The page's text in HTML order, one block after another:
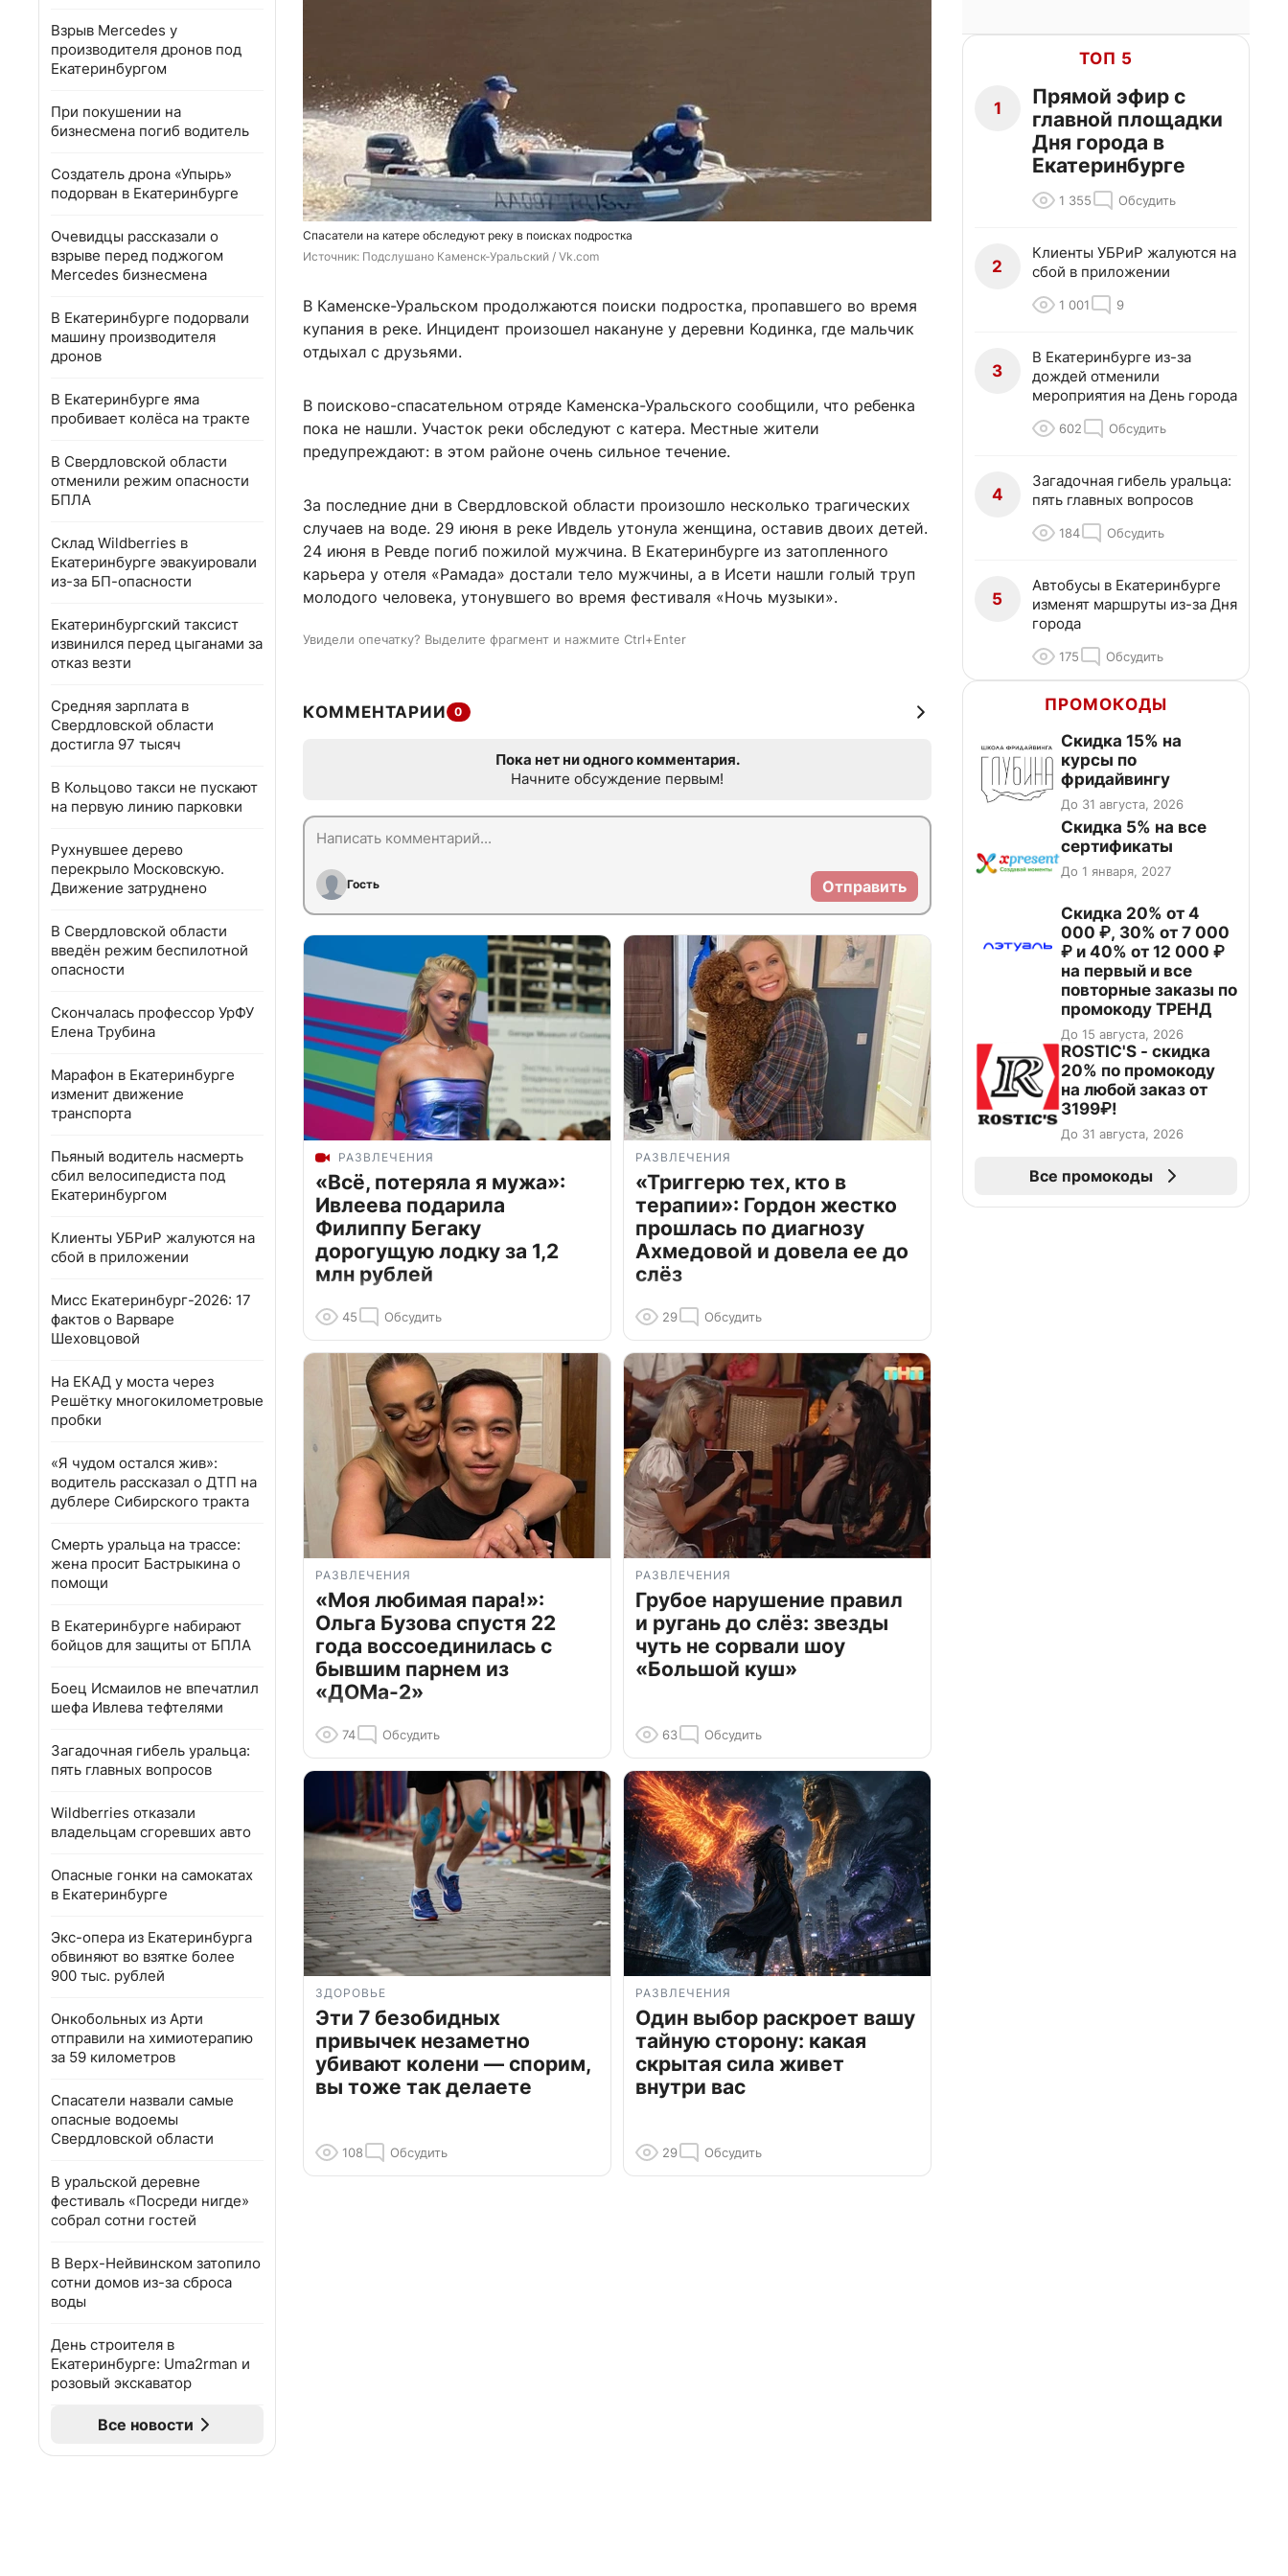
Взрыв Mercedes у
производителя дронов под
Екатеринбургом
При покушении на
бизнесмена погиб водитель
Создатель дрона «Упырь»
подорван в Екатеринбурге
Очевидцы рассказали о
взрыве перед поджогом
Mercedes бизнесмена
В Екатеринбурге подорвали
машину производителя
дронов
В Екатеринбурге яма
пробивает колёса на тракте
В Свердловской области
отменили режим опасности
БПЛА
Склад Wildberries в
Екатеринбурге эвакуировали
из-за БП-опасности
Екатеринбургский таксист
извинился перед цыганами за
отказ везти
Средняя зарплата в
Свердловской области
достигла 97 тысяч
В Кольцово такси не пускают
на первую линию парковки
Рухнувшее дерево
перекрыло Московскую.
Движение затруднено
В Свердловской области
введён режим беспилотной
опасности
Скончалась профессор УрФУ
Елена Трубина
Марафон в Екатеринбурге
изменит движение
транспорта
Пьяный водитель насмерть
сбил велосипедиста под
Екатеринбургом
Клиенты УБРиР жалуются на
сбой в приложении
Мисс Екатеринбург-2026: 17
фактов о Варваре
Шеховцовой
На ЕКАД у моста через
Решётку многокилометровые
пробки
«Я чудом остался жив»:
водитель рассказал о ДТП на
дублере Сибирского тракта
Смерть уральца на трассе:
жена просит Бастрыкина о
помощи
В Екатеринбурге набирают
бойцов для защиты от БПЛА
Боец Исмаилов не впечатлил
шефа Ивлева тефтелями
Загадочная гибель уральца:
пять главных вопросов
Wildberries отказали
владельцам сгоревших авто
Опасные гонки на самокатах
в Екатеринбурге
Экс-опера из Екатеринбурга
обвиняют во взятке более
900 тыс. рублей
Онкобольных из Арти
отправили на химиотерапию
за 59 километров
Спасатели назвали самые
опасные водоемы
Свердловской области
В уральской деревне
фестиваль «Посреди нигде»
собрал сотни гостей
В Верх-Нейвинском затопило
сотни домов из-за сброса
воды
День строителя в
Екатеринбурге: Uma2rman и
розовый экскаватор
Все новости
Спасатели на катере обследуют реку в поисках подростка
Источник: Подслушано Каменск-Уральский / Vk.com
В Каменске-Уральском продолжаются поиски подростка, пропавшего во время
купания в реке. Инцидент произошел накануне у деревни Кодинка, где мальчик
отдыхал с друзьями.
В поисково-спасательном отряде Каменска-Уральского сообщили, что ребенка
пока не нашли. Участок реки обследуют с катера. Местные жители
предупреждают: в этом районе очень сильное течение.
За последние дни в Свердловской области произошло несколько трагических
случаев на воде. 29 июня в реке Ивдель утонула женщина, оставив двоих детей.
24 июня в Ревде погиб пожилой мужчина. В Екатеринбурге из затопленного
карьера у отеля «Рамада» достали тело мужчины, а в Исети нашли голый труп
молодого человека, утонувшего во время фестиваля «Ночь музыки».
Увидели опечатку? Выделите фрагмент и нажмите Ctrl+Enter
КОММЕНТАРИИ 0
Пока нет ни одного комментария.
Начните обсуждение первым!
Гость Отправить
РАЗВЛЕЧЕНИЯ
«Всё, потеряла я мужа»:
Ивлеева подарила
Филиппу Бегаку
дорогущую лодку за 1,2
млн рублей
45 Обсудить
РАЗВЛЕЧЕНИЯ
«Триггерю тех, кто в
терапии»: Гордон жестко
прошлась по диагнозу
Ахмедовой и довела ее до
слёз
29 Обсудить
РАЗВЛЕЧЕНИЯ
«Моя любимая пара!»:
Ольга Бузова спустя 22
года воссоединилась с
бывшим парнем из
«ДОМа-2»
74 Обсудить
РАЗВЛЕЧЕНИЯ
Грубое нарушение правил
и ругань до слёз: звезды
чуть не сорвали шоу
«Большой куш»
63 Обсудить
ЗДОРОВЬЕ
Эти 7 безобидных
привычек незаметно
убивают колени — спорим,
вы тоже так делаете
108 Обсудить
РАЗВЛЕЧЕНИЯ
Один выбор раскроет вашу
тайную сторону: какая
скрытая сила живет
внутри вас
29 Обсудить
ТОП 5
1
Прямой эфир с
главной площадки
Дня города в
Екатеринбурге
1 355 Обсудить
2
Клиенты УБРиР жалуются на
сбой в приложении
1 001 9
3
В Екатеринбурге из-за
дождей отменили
мероприятия на День города
602 Обсудить
4
Загадочная гибель уральца:
пять главных вопросов
184 Обсудить
5
Автобусы в Екатеринбурге
изменят маршруты из-за Дня
города
175 Обсудить
ПРОМОКОДЫ
Скидка 15% на
курсы по
фридайвингу
До 31 августа, 2026
Скидка 5% на все
сертификаты
До 1 января, 2027
Скидка 20% от 4
000 ₽, 30% от 7 000
₽ и 40% от 12 000 ₽
на первый и все
повторные заказы по
промокоду ТРЕНД
До 15 августа, 2026
ROSTIC'S - скидка
20% по промокоду
на любой заказ от
3199₽!
До 31 августа, 2026
Все промокоды